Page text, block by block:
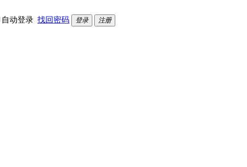
自动登录 找回密码 登录 注册